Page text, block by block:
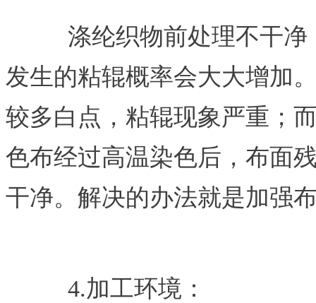
涤纶织物前处理不干
发生的粘辊概率会大大增加
较多白点，粘辊现象严重；
色布经过高温染色后，布面
干净。解决的办法就是加强
4.加工环境：